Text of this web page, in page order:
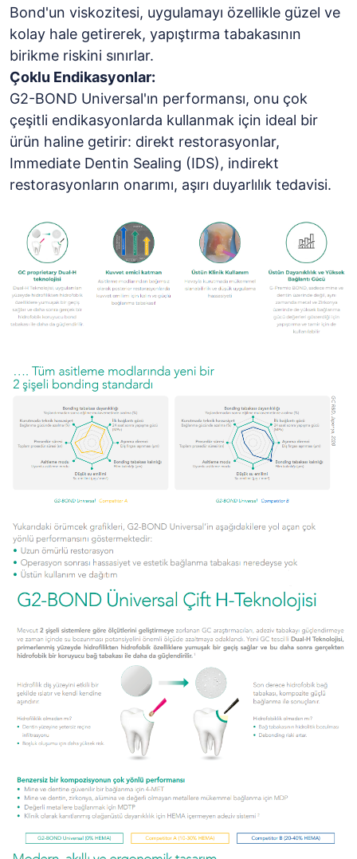
Bond'un viskozitesi, uygulamayı özellikle güzel ve
kolay hale getirerek, yapıştırma tabakasının
birikme riskini sınırlar.
Çoklu Endikasyonlar:
G2-BOND Universal'ın performansı, onu çok
çeşitli endikasyonlarda kullanmak için ideal bir
ürün haline getirir: direkt restorasyonlar,
Immediate Dentin Sealing (IDS), indirekt
restorasyonların onarımı, aşırı duyarlılık tedavisi.